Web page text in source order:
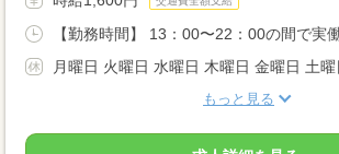
【勤務時間】 13：00〜22：00の間で実
月曜日 火曜日 水曜日 木曜日 金曜日 土
もっと見る